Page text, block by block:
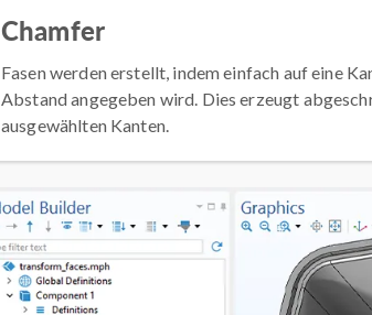
Chamfer
Fasen werden erstellt, indem einfach auf eine
Abstand angegeben wird. Dies erzeugt
ausgewählten Kanten.